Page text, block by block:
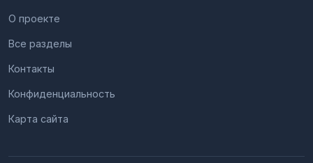
О проекте
Все разделы
Контакты
Конфиденциальность
Карта сайта